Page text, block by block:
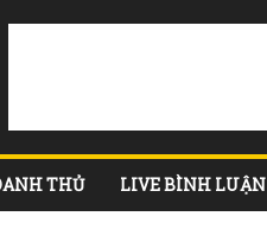
THỦ LIVE BÌNH LUẬN